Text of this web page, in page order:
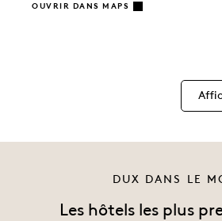
OUVRIR DANS MAPS
DUX DANS LE
Les hôtels les plus